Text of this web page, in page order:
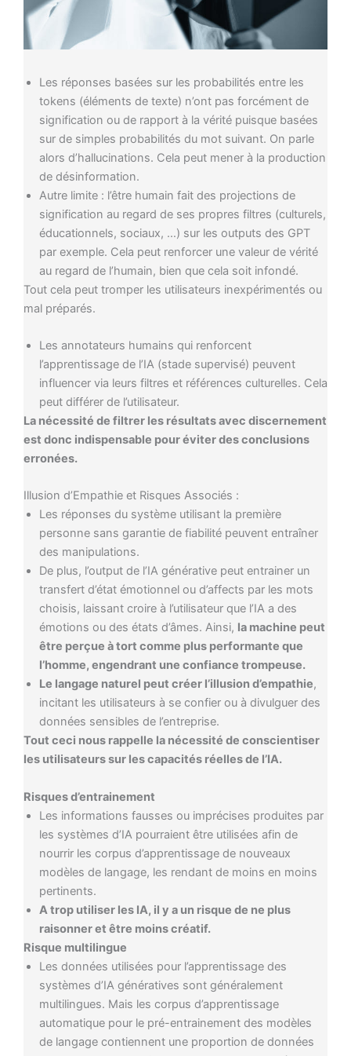
Les réponses basées sur les probabilités entre les
tokens (éléments de texte) n’ont pas forcément de
signification ou de rapport à la vérité puisque basées
sur de simples probabilités du mot suivant. On parle
alors d’hallucinations. Cela peut mener à la production
de désinformation.
Autre limite : l’être humain fait des projections de
signification au regard de ses propres filtres (culturels,
éducationnels, sociaux, …) sur les outputs des GPT
par exemple. Cela peut renforcer une valeur de vérité
au regard de l’humain, bien que cela soit infondé.
Tout cela peut tromper les utilisateurs inexpérimentés ou
mal préparés.
Les annotateurs humains qui renforcent
l’apprentissage de l’IA (stade supervisé) peuvent
influencer via leurs filtres et références culturelles. Cela
peut différer de l’utilisateur.
La nécessité de filtrer les résultats avec discernement
est donc indispensable pour éviter des conclusions
erronées.
Illusion d’Empathie et Risques Associés :
Les réponses du système utilisant la première
personne sans garantie de fiabilité peuvent entraîner
des manipulations.
De plus, l’output de l’IA générative peut entrainer un
transfert d’état émotionnel ou d’affects par les mots
choisis, laissant croire à l’utilisateur que l’IA a des
émotions ou des états d’âmes. Ainsi, la machine peut
être perçue à tort comme plus performante que
l’homme, engendrant une confiance trompeuse.
Le langage naturel peut créer l’illusion d’empathie,
incitant les utilisateurs à se confier ou à divulguer des
données sensibles de l’entreprise.
Tout ceci nous rappelle la nécessité de conscientiser
les utilisateurs sur les capacités réelles de l’IA.
Risques d’entrainement
Les informations fausses ou imprécises produites par
les systèmes d’IA pourraient être utilisées afin de
nourrir les corpus d’apprentissage de nouveaux
modèles de langage, les rendant de moins en moins
pertinents.
A trop utiliser les IA, il y a un risque de ne plus
raisonner et être moins créatif.
Risque multilingue
Les données utilisées pour l’apprentissage des
systèmes d’IA génératives sont généralement
multilingues. Mais les corpus d’apprentissage
automatique pour le pré-entrainement des modèles
de langage contiennent une proportion de données